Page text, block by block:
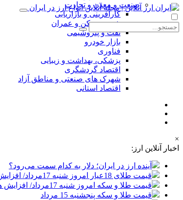
صنعت و معدن و تجارت
کارآفرینی و بازاریابی
شهر، مسکن و عمران
نفت و پتروشیمی
بازار خودرو
فناوری
پزشکی، بهداشت و زیبایی
اقتصاد گردشگری
شهرک های صنعتی و مناطق آزاد
اقتصاد استانی
×
اخبار آنلاین ارز:
آینده ارز در ایران؛ دلار به کدام سمت می‌رود؟
قیمت طلای 18عیار امروز شنبه 17مرداد/ افزایش قیمت + جدول و جزئیات
قیمت طلا و سکه امروز شنبه 17مرداد/ افزایش همه قیمت ها + جدول و جزئیات
قیمت طلا و سکه پنجشنبه 15 مرداد